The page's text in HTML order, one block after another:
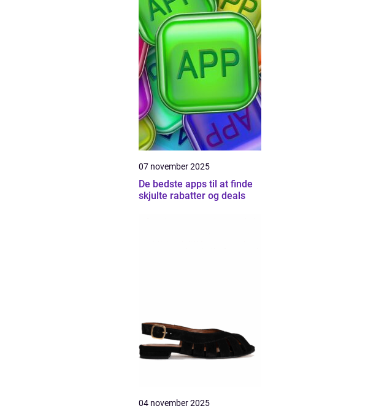
07 november 2025
De bedste apps til at finde
skjulte rabatter og deals
04 november 2025